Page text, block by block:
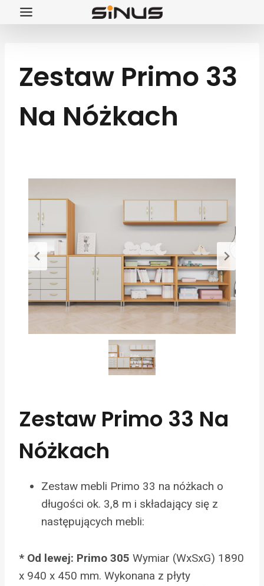
Przejdź
Zestaw Primo 33
Na Nóżkach
Zestaw Primo 33 Na
Nóżkach
Zestaw mebli Primo 33 na nóżkach o
długości ok. 3,8 m i składający się z
następujących mebli:
* Od lewej: Primo 305 Wymiar (WxSxG) 1890
x 940 x 450 mm. Wykonana z płyty